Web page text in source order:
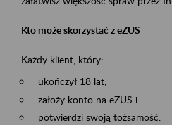
Kto może skorzystać z eZUS
Każdy klient, który:
ukończył 18 lat,
założy konto na eZUS i
potwierdzi swoją tożsamość.